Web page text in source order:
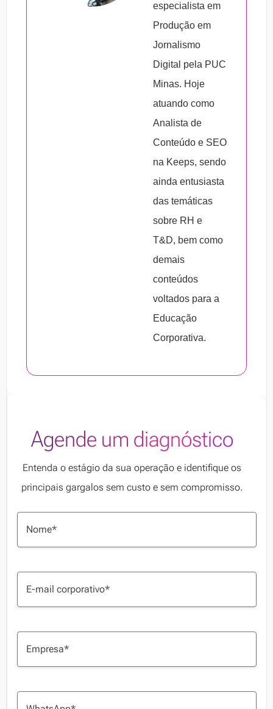
– causa emoção;
– consegue persuadir o público para o qual
a mensagem é direcionada.
especialista em
Produção em
Jornalismo
Digital pela PUC
Minas. Hoje
atuando como
Analista de
Conteúdo e SEO
na Keeps, sendo
ainda entusiasta
das temáticas
sobre RH e
T&D, bem como
demais
conteúdos
voltados para a
Educação
Corporativa.
Agende um diagnóstico
Entenda o estágio da sua operação e identifique os
principais gargalos sem custo e sem compromisso.